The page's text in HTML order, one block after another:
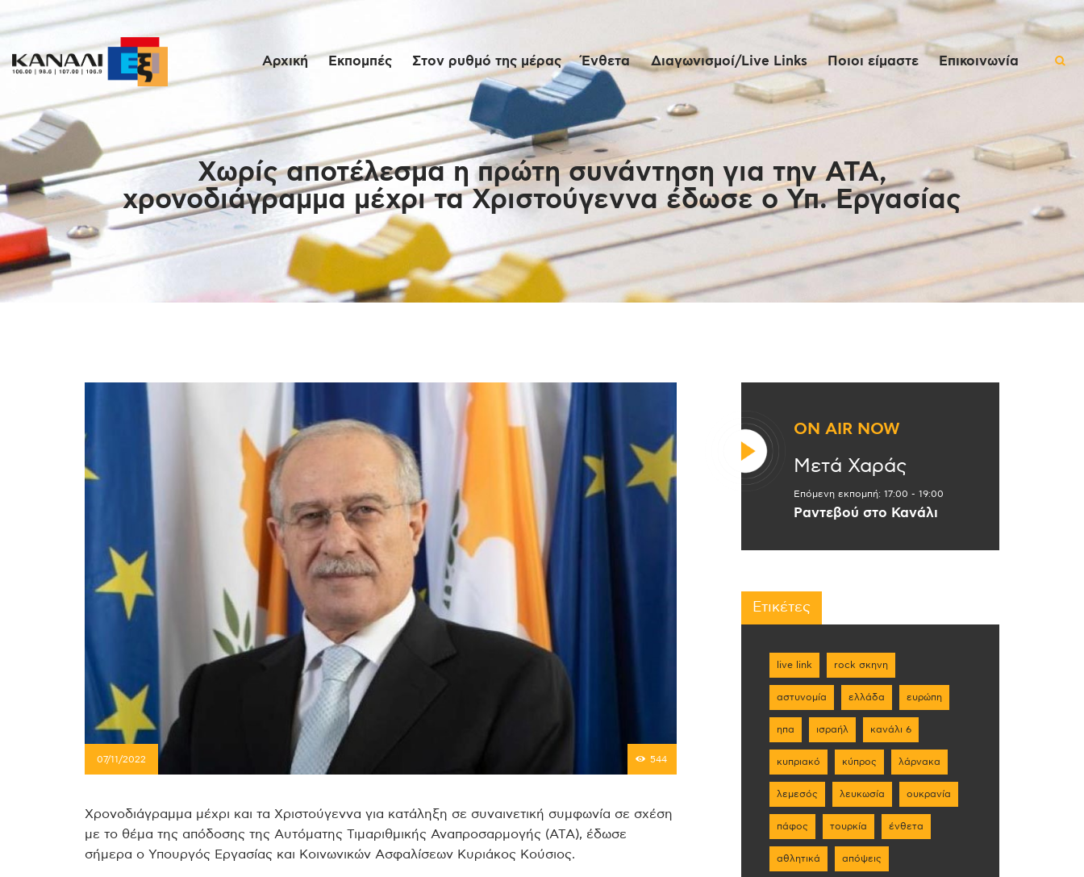
Αρχική Εκπομπές Στον ρυθμό της μέρας Ένθετα Διαγωνισμοί/Live Links Ποιοι είμαστε Επικοινωνία
Χωρίς αποτέλεσμα η πρώτη συνάντηση για την ΑΤΑ,
χρονοδιάγραμμα μέχρι τα Χριστούγεννα έδωσε ο Υπ. Εργασίας
Αρχική
Εκπομπές
Στον ρυθμό της
μέρας
Ένθετα
Διαγωνισμοί/Live
Links
Επικοινωνία
07/11/2022 544
Χρονοδιάγραμμα μέχρι και τα Χριστούγεννα για κατάληξη σε συναινετική συμφωνία σε σχέση
με το θέμα της απόδοσης της Αυτόματης Τιμαριθμικής Αναπροσαρμογής (ΑΤΑ), έδωσε
σήμερα ο Υπουργός Εργασίας και Κοινωνικών Ασφαλίσεων Κυριάκος Κούσιος.
ON AIR NOW
Μετά Χαράς
Επόμενη εκπομπή: 17:00 - 19:00
Ραντεβού στο Κανάλι
Ετικέτες
live link rock σκηνη
αστυνομία ελλάδα ευρώπη
ηπα ισραήλ κανάλι 6
κυπριακό κύπρος λάρνακα
λεμεσός λευκωσία ουκρανία
πάφος τουρκία ένθετα
αθλητικά απόψεις